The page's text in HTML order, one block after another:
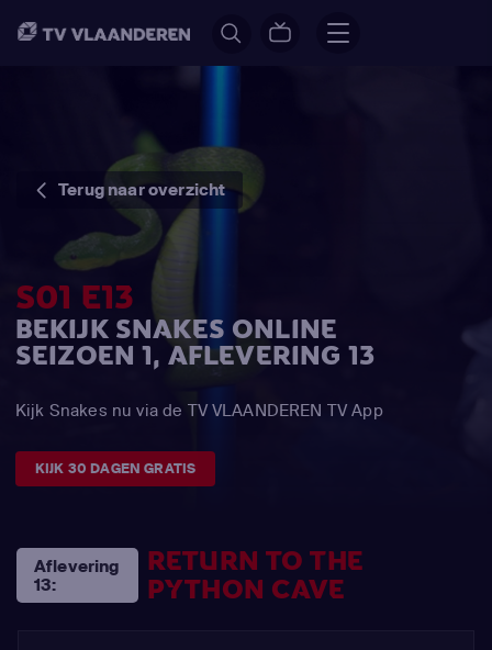
Terug naar overzicht
S01 E13
BEKIJK SNAKES ONLINE
SEIZOEN 1, AFLEVERING 13
Kijk Snakes nu via de TV VLAANDEREN TV App
KIJK 30 DAGEN GRATIS
Aflevering
13:
RETURN TO THE
PYTHON CAVE